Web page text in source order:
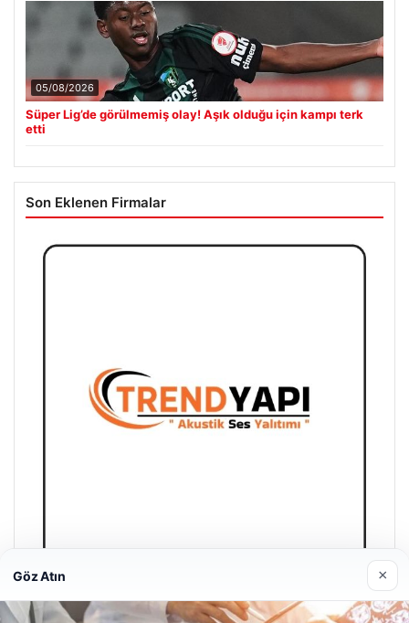
05/08/2026
Süper Lig’de görülmemiş olay! Aşık olduğu için kampı terk
etti
Son Eklenen Firmalar
Trend Yapı Akustik
Göz Atın ×